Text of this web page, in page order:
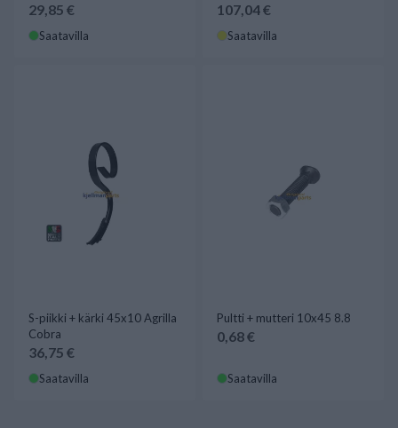
29,85 €
Saatavilla
107,04 €
Saatavilla
S-piikki + kärki 45x10 Agrilla
Cobra
36,75 €
Saatavilla
Pultti + mutteri 10x45 8.8
0,68 €
Saatavilla